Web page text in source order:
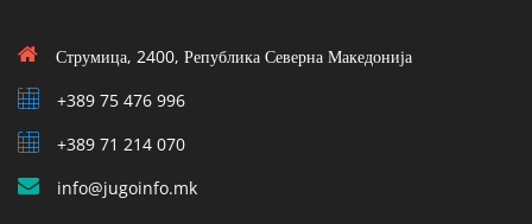
Струмица, 2400, Република Северна Македонија
+389 75 476 996
+389 71 214 070
info@jugoinfo.mk